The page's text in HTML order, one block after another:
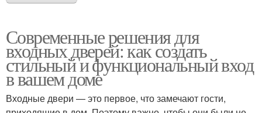
Современные решения для
входных дверей: как создать
стильный и функциональный вход
в вашем доме
Входные двери — это первое, что замечают гости,